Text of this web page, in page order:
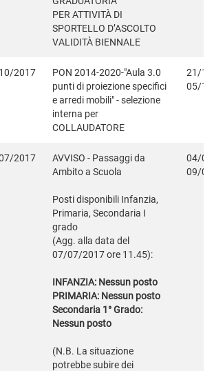
PER ATTIVITÀ DI
SPORTELLO D’ASCOLTO
VALIDITÀ BIENNALE
2017
PON 2014-2020-"Aula 3.0
punti di proiezione specifici
e arredi mobili" - selezione
interna per
COLLAUDATORE
21/
05/
2017
AVVISO - Passaggi da
Ambito a Scuola
Posti disponibili Infanzia,
Primaria, Secondaria I
grado
(Agg. alla data del
07/07/2017 ore 11.45):
INFANZIA: Nessun posto
PRIMARIA: Nessun posto
Secondaria 1° Grado:
Nessun posto
(N.B. La situazione
potrebbe subire dei
04/
09/